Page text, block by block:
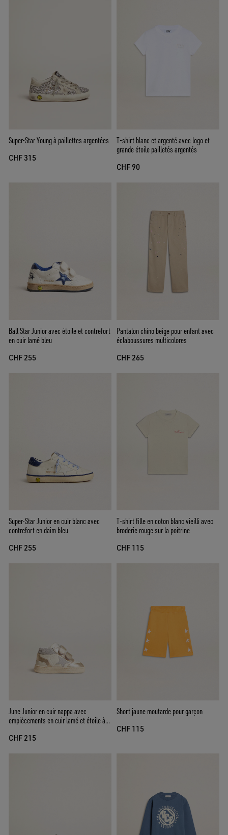
Super-Star Young à paillettes argentées
CHF 315
T-shirt blanc et argenté avec logo et
grande étoile pailletés argentés
CHF 90
Ball Star Junior avec étoile et contrefort
en cuir lamé bleu
CHF 255
Pantalon chino beige pour enfant avec
éclaboussures multicolores
CHF 265
Super-Star Junior en cuir blanc avec
contrefort en daim bleu
CHF 255
T-shirt fille en coton blanc vieilli avec
broderie rouge sur la poitrine
CHF 115
June Junior en cuir nappa avec
empiècements en cuir lamé et étoile à
CHF 215
Short jaune moutarde pour garçon
CHF 115